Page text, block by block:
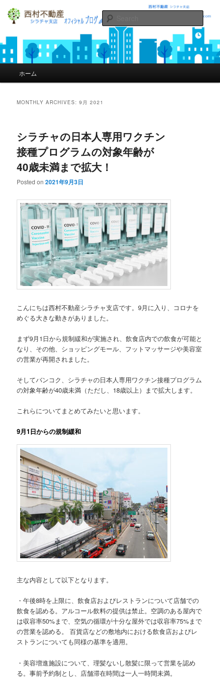
シラチャの不動産西村不動産オフィ
シャルブログ
Skip to primary content
Skip to secondary content
ホーム
MONTHLY ARCHIVES:9月 2021
シラチャの日本人専用ワクチン
接種プログラムの対象年齢が
40歳未満まで拡大！
Posted on2021年9月3日
こんにちは西村不動産シラチャ支店です。9月に入り、コロナを
めぐる大きな動きがありました。
まず9月1日から規制緩和が実施され、飲食店内での飲食が可能と
なり、その他、ショッピングモール、フットマッサージや美容室
の営業が再開されました。
そしてバンコク、シラチャの日本人専用ワクチン接種プログラム
の対象年齢が40歳未満（ただし、18歳以上）まで拡大します。
これらについてまとめてみたいと思います。
9月1日からの規制緩和
主な内容として以下となります。
・午後8時を上限に、飲食店およびレストランについて店舗での
飲食を認める。アルコール飲料の提供は禁止。空調のある屋内で
は収容率50%まで、空気の循環が十分な屋外では収容率75%まで
の営業を認める。 百貨店などの敷地内における飲食店およびレ
ストランについても同様の基準を適用。
・美容増進施設について、理髪ないし散髪に限って営業を認め
る。事前予約制とし、店舗滞在時間は一人一時間未満。